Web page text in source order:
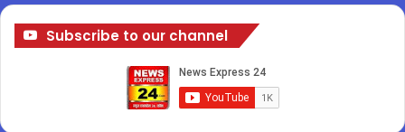
Subscribe to our channel